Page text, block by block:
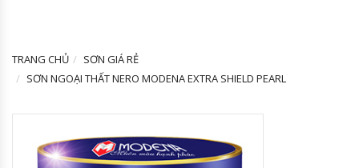
TRANG CHỦ
SƠN GIÁ RẺ
SƠN NGOẠI THẤT NERO MODENA EXTRA SHIELD PEARL